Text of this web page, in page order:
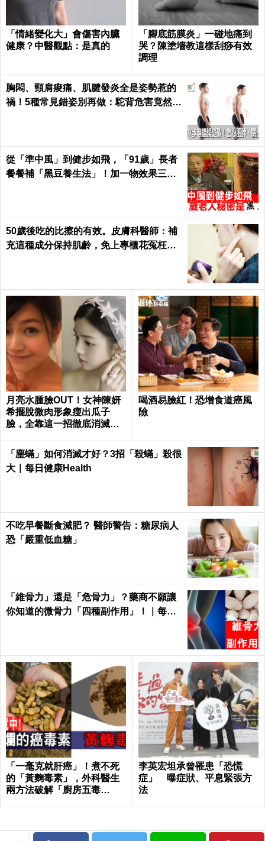
「情緒變化大」會傷害內臟
健康？中醫觀點：是真的
「腳底筋膜炎」一碰地痛到
哭？陳塗墻教這樣刮痧有效
調理
胸悶、頸肩痠痛、肌腱發炎全是姿勢惹的
禍！5種常見錯姿別再做：駝背危害竟然這
從「準中風」到健步如飛，「91歲」長者
餐餐補「黑豆養生法」！加一物效果三級
50歲後吃的比擦的有效。皮膚科醫師：補
充這種成分保持肌齡，免上專櫃花冤枉錢
月亮水腫臉OUT！女神陳妍
希擺脫微肉形象瘦出瓜子
臉，全靠這一招徹底消滅嬰
喝酒易臉紅！恐增食道癌風
險
「塵蟎」如何消滅才好？3招「殺蟎」殺很
大｜每日健康Health
不吃早餐斷食減肥？ 醫師警告：糖尿病人
恐「嚴重低血糖」
「維骨力」還是「危骨力」？藥商不願讓
你知道的微骨力「四種副作用」！｜每日
「一毫克就肝癌」！煮不死
的「黃麴毒素」，外科醫生
兩方法破解「廚房五毒
李英宏坦承曾罹患「恐慌
症」 曝症狀、平息緊張方
法